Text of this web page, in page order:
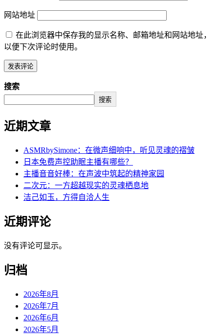
网站地址
在此浏览器中保存我的显示名称、邮箱地址和网站地址，
以便下次评论时使用。
搜索
搜索
近期文章
ASMRbySimone：在微声细响中，听见灵魂的褶皱
日本免费声控助眠主播有哪些？
主播音音好棒：在声波中筑起的精神家园
二次元：一方超越现实的灵魂栖息地
洁己如玉，方得自洽人生
近期评论
没有评论可显示。
归档
2026年8月
2026年7月
2026年6月
2026年5月